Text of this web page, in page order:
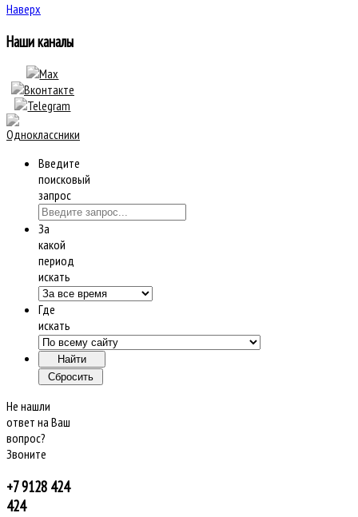
Наверх
Наши каналы
Введите
поисковый
запрос
За
какой
период
искать
Где
искать
Не нашли
ответ на Ваш
вопрос?
Звоните
+7 9128 424
424